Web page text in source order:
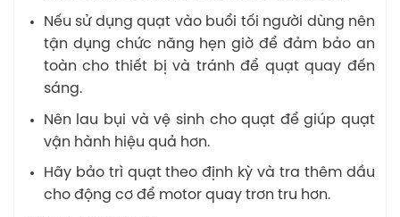
Nếu sử dụng quạt vào buổi tối người dùng nên
tận dụng chức năng hẹn giờ để đảm bảo an
toàn cho thiết bị và tránh để quạt quay đến
sáng.
Nên lau bụi và vệ sinh cho quạt để giúp quạt
vận hành hiệu quả hơn.
Hãy bảo trì quạt theo định kỳ và tra thêm dầu
cho động cơ để motor quay trơn tru hơn.